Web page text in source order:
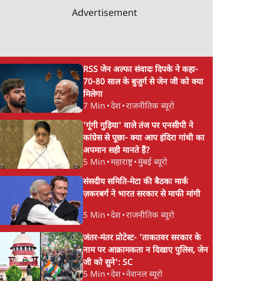
Advertisement
RSS जेन अल्फा संवादः दिपके ने कहा-
70-80 साल के बुजुर्ग से जेन जी को क्या
मिलेगा
7 Min •देश•राजनीतिक ब्यूरो
'गूंगी गुड़िया' वाले तंज पर एनसीपी ने
कांग्रेस से पूछा- क्या आप इंदिरा गांधी का
अपमान सही मानते हैं?
5 Min •महाराष्ट्र•मुंबई ब्यूरो
संसदीय समिति-मेटा की बैठकः मार्क
ज़करबर्ग ने भारत सरकार से माफी मांगी
5 Min •देश•राजनीतिक ब्यूरो
जंतर-मंतर प्रोटेस्ट- 'ताकतवर सरकार के
नाम पर आक्रामकता न दिखाए पुलिस, जेन
जी को सुने': SC
5 Min •देश•नेशनल ब्यूरो